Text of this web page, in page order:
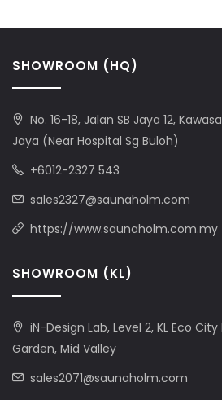
SHOWROOM (HQ)
No. 16-18, Jalan SB Jaya 12,
Jaya (Near Hospital Sg Buloh)
+6012-2327 543
sales2327@saunaholm.com
https://www.saunaholm.com.my
SHOWROOM (KL)
iN-Design Lab, Level 2, KL Eco
Garden, Mid Valley
sales2071@saunaholm.com